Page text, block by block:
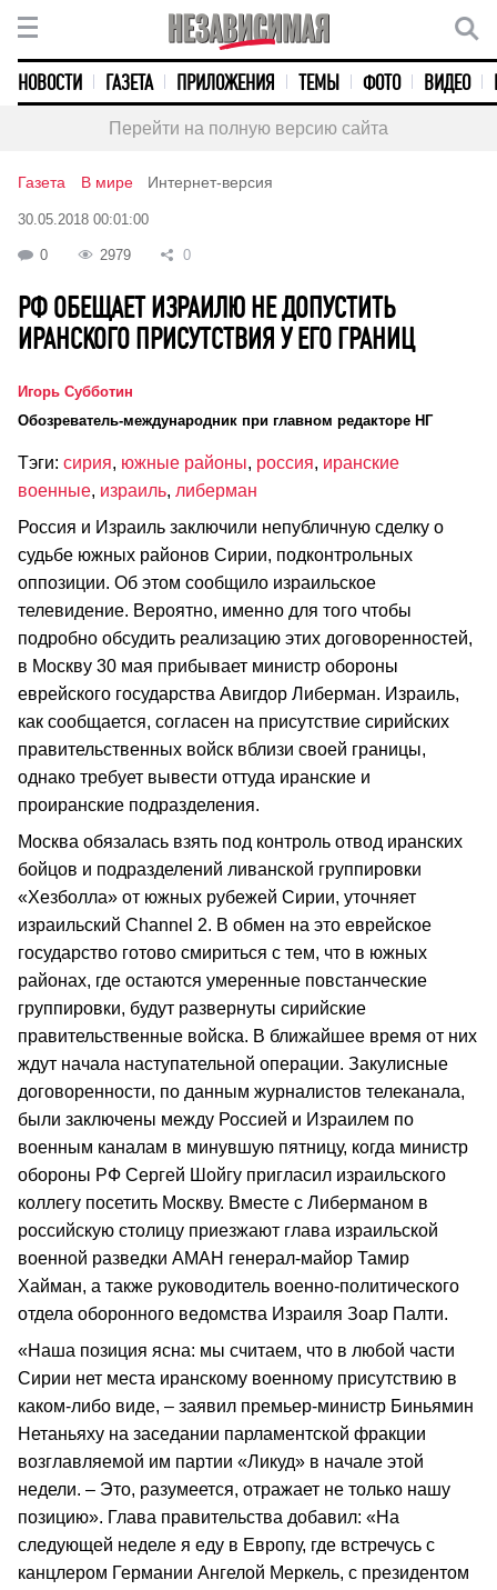
НОВОСТИ ГАЗЕТА ПРИЛОЖЕНИЯ ТЕМЫ ФОТО ВИДЕО
Перейти на полную версию сайта
Газета В мире Интернет-версия
30.05.2018 00:01:00
0 2979 0
РФ ОБЕЩАЕТ ИЗРАИЛЮ НЕ ДОПУСТИТЬ
ИРАНСКОГО ПРИСУТСТВИЯ У ЕГО ГРАНИЦ
Игорь Субботин
Обозреватель-международник при главном редакторе НГ
Тэги: сирия, южные районы, россия, иранские
военные, израиль, либерман
Россия и Израиль заключили непубличную сделку о
судьбе южных районов Сирии, подконтрольных
оппозиции. Об этом сообщило израильское
телевидение. Вероятно, именно для того чтобы
подробно обсудить реализацию этих договоренностей,
в Москву 30 мая прибывает министр обороны
еврейского государства Авигдор Либерман. Израиль,
как сообщается, согласен на присутствие сирийских
правительственных войск вблизи своей границы,
однако требует вывести оттуда иранские и
проиранские подразделения.
Москва обязалась взять под контроль отвод иранских
бойцов и подразделений ливанской группировки
«Хезболла» от южных рубежей Сирии, уточняет
израильский Channel 2. В обмен на это еврейское
государство готово смириться с тем, что в южных
районах, где остаются умеренные повстанческие
группировки, будут развернуты сирийские
правительственные войска. В ближайшее время от них
ждут начала наступательной операции. Закулисные
договоренности, по данным журналистов телеканала,
были заключены между Россией и Израилем по
военным каналам в минувшую пятницу, когда министр
обороны РФ Сергей Шойгу пригласил израильского
коллегу посетить Москву. Вместе с Либерманом в
российскую столицу приезжают глава израильской
военной разведки АМАН генерал-майор Тамир
Хайман, а также руководитель военно-политического
отдела оборонного ведомства Израиля Зоар Палти.
«Наша позиция ясна: мы считаем, что в любой части
Сирии нет места иранскому военному присутствию в
каком-либо виде, – заявил премьер-министр Биньямин
Нетаньяху на заседании парламентской фракции
возглавляемой им партии «Ликуд» в начале этой
недели. – Это, разумеется, отражает не только нашу
позицию». Глава правительства добавил: «На
следующей неделе я еду в Европу, где встречусь с
канцлером Германии Ангелой Меркель, с президентом